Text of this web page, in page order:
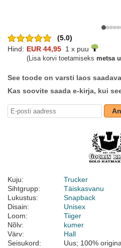
(5.0)
Hind: EUR 44,95 1 x puu
(Lisa korvi toetamiseks metsa
See toode on varsti laos
Kas soovite saada e-kirja, kui
Kuju:
Trucker
Sihtgrupp:
Täiskasvanu
Lukustus:
Snapback
Disain:
Unisex
Loom:
Tiiger
Nõlv:
kumer
Värv:
Hall
Seisukord:
Uus; 100%